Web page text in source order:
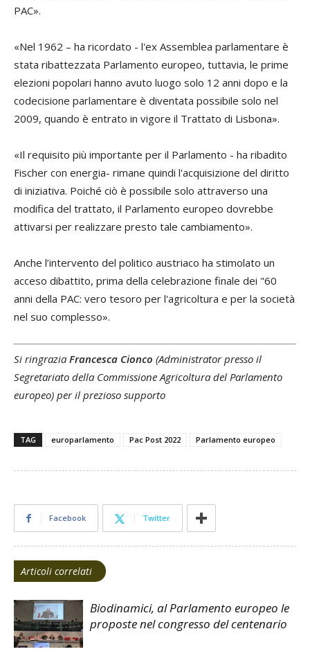
PAC».
«Nel 1962 – ha ricordato - l'ex Assemblea parlamentare è
stata ribattezzata Parlamento europeo, tuttavia, le prime
elezioni popolari hanno avuto luogo solo 12 anni dopo e la
codecisione parlamentare è diventata possibile solo nel
2009, quando è entrato in vigore il Trattato di Lisbona».
«Il requisito più importante per il Parlamento - ha ribadito
Fischer con energia- rimane quindi l'acquisizione del diritto
di iniziativa. Poiché ciò è possibile solo attraverso una
modifica del trattato, il Parlamento europeo dovrebbe
attivarsi per realizzare presto tale cambiamento».
Anche l’intervento del politico austriaco ha stimolato un
acceso dibattito, prima della celebrazione finale dei "60
anni della PAC: vero tesoro per l'agricoltura e per la società
nel suo complesso».
Si ringrazia Francesca Cionco (Administrator presso il
Segretariato della Commissione Agricoltura del Parlamento
europeo) per il prezioso supporto
TAG europarlamento Pac Post 2022 Parlamento europeo
Facebook Twitter
Articoli correlati
Biodinamici, al Parlamento europeo le
proposte nel congresso del centenario